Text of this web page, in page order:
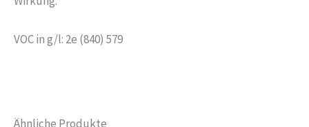
VOC in g/l: 2e (840) 579
Ähnliche Produkte